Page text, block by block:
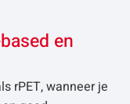
en
rPET, wanneer je